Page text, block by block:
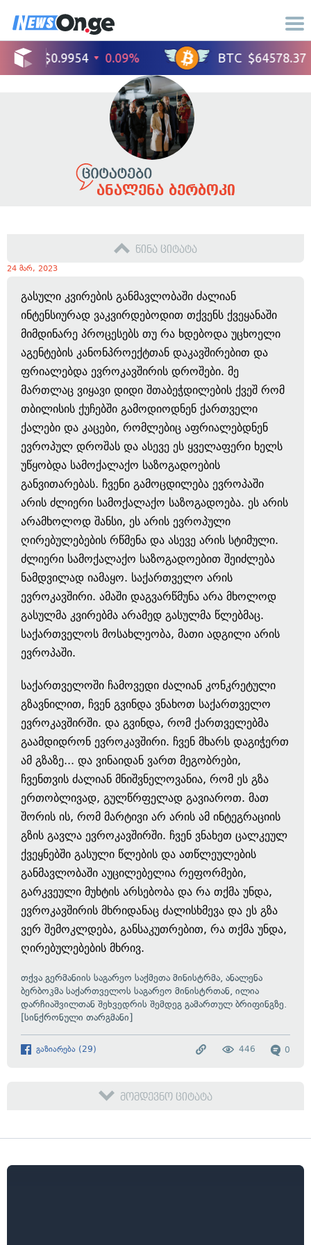
ანალენა ბერბოკი
წინა ციტატა
24 მარ, 2023
გასული კვირების განმავლობაში ძალიან
ინტენსიურად ვაკვირდებოდით თქვენს ქვეყანაში
მიმდინარე პროცესებს თუ რა ხდებოდა უცხოელი
აგენტების კანონპროექტთან დაკავშირებით და
ფრიალებდა ევროკავშირის დროშები. მე
მართლაც ვიყავი დიდი შთაბეჭდილების ქვეშ რომ
თბილისის ქუჩებში გამოდიოდნენ ქართველი
ქალები და კაცები, რომლებიც აფრიალებდნენ
ევროპულ დროშას და ასევე ეს ყველაფერი ხელს
უწყობდა სამოქალაქო საზოგადოების
განვითარებას. ჩვენი გამოცდილება ევროპაში
არის ძლიერი სამოქალაქო საზოგადოება. ეს არის
არამხოლოდ შანსი, ეს არის ევროპული
ღირებულებების რწმენა და ასევე არის სტიმული.
ძლიერი სამოქალაქო საზოგადოებით შეიძლება
ნამდვილად იამაყო. საქართველო არის
ევროკავშირი. ამაში დაგვარწმუნა არა მხოლოდ
გასულმა კვირებმა არამედ გასულმა წლებმაც.
საქართველოს მოსახლეობა, მათი ადგილი არის
ევროპაში.
საქართველოში ჩამოვედი ძალიან კონკრეტული
გზავნილით, ჩვენ გვინდა ვნახოთ საქართველო
ევროკავშირში. და გვინდა, რომ ქართველებმა
გაამდიდრონ ევროკავშირი. ჩვენ მხარს დაგიჭერთ
ამ გზაზე... და ვინაიდან ვართ მეგობრები,
ჩვენთვის ძალიან მნიშვნელოვანია, რომ ეს გზა
ერთობლივად, გულწრფელად გავიაროთ. მათ
შორის ის, რომ მარტივი არ არის ამ ინტეგრაციის
გზის გავლა ევროკავშირში. ჩვენ ვნახეთ ცალკეულ
ქვეყნებში გასული წლების და ათწლეულების
განმავლობაში აუცილებელია რეფორმები,
გარკვეული მუხტის არსებობა და რა თქმა უნდა,
ევროკავშირის მხრიდანაც ძალისხმევა და ეს გზა
ვერ შემოკლდება, განსაკუთრებით, რა თქმა უნდა,
ღირებულებების მხრივ.
თქვა გერმანიის საგარეო საქმეთა მინისტრმა, ანალენა
ბერბოკმა საქართველოს საგარეო მინისტრთან, ილია
დარჩიაშვილთან შეხვედრის შემდეგ გამართულ ბრიფინგზე.
[სინქრონული თარგმანი]
გაზიარება (29) 0
446
მომდევნო ციტატა